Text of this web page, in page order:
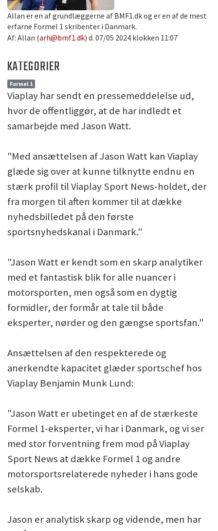
Allan er en af grundlæggerne af BMF1.dk og er en af de mest
erfarne Formel 1 skribenter i Danmark.
Af: Allan (arh@bmf1.dk) d. 07/05 2024 klokken 11:07
KATEGORIER
Formel 1
Viaplay har sendt en pressemeddelelse ud,
hvor de offentliggør, at de har indledt et
samarbejde med Jason Watt.
"Med ansættelsen af Jason Watt kan Viaplay
glæde sig over at kunne tilknytte endnu en
stærk profil til Viaplay Sport News-holdet, der
fra morgen til aften kommer til at dække
nyhedsbilledet på den første
sportsnyhedskanal i Danmark."
"Jason Watt er kendt som en skarp analytiker
med et fantastisk blik for alle nuancer i
motorsporten, men også som en dygtig
formidler, der formår at tale til både
eksperter, nørder og den gængse sportsfan."
Ansættelsen af den respekterede og
anerkendte kapacitet glæder sportschef hos
Viaplay Benjamin Munk Lund:
"Jason Watt er ubetinget en af de stærkeste
Formel 1-eksperter, vi har i Danmark, og vi ser
med stor forventning frem mod på Viaplay
Sport News at dække Formel 1 og andre
motorsportsrelaterede nyheder i hans gode
selskab.
Jason er analytisk skarp og vidende, men har